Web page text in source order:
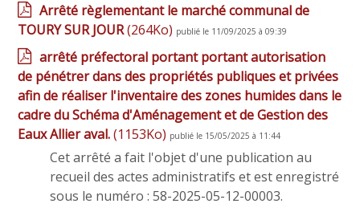
Arrêté règlementant le marché communal de
TOURY SUR JOUR(264Ko) publié le 11/09/2025 à 09:39
arrêté préfectoral portant portant autorisation
de pénétrer dans des propriétés publiques et privées
afin de réaliser l'inventaire des zones humides dans le
cadre du Schéma d'Aménagement et de Gestion des
Eaux Allier aval.(1153Ko) publié le 15/05/2025 à 11:44
Cet arrêté a fait l'objet d'une publication au
recueil des actes administratifs et est enregistré
sous le numéro : 58-2025-05-12-00003.